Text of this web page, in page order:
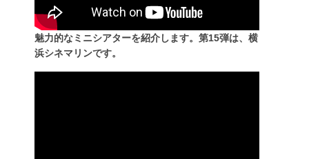
魅力的なミニシアターを紹介します。第15弾は、横
浜シネマリンです。